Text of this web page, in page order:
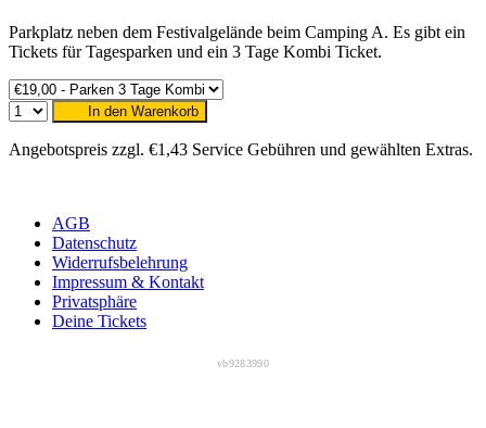
Parkplatz neben dem Festivalgelände beim Camping A. Es gibt ein
Tickets für Tagesparken und ein 3 Tage Kombi Ticket.
In den Warenkorb
Angebotspreis zzgl. €1,43 Service Gebühren und gewählten Extras.
AGB
Datenschutz
Widerrufsbelehrung
Impressum & Kontakt
Privatsphäre
Deine Tickets
vb9283990